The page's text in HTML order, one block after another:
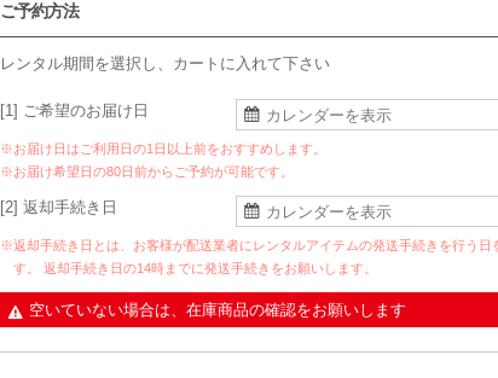
ご予約方法
レンタル期間を選択し、カートに入れて下さい
[1] ご希望のお届け日
※お届け日はご利用日の1日以上前をおすすめします。
※お届け希望日の80日前からご予約が可能です。
[2] 返却手続き日
※返却手続き日とは、お客様が配送業者にレンタルアイテムの発送手続きを行う日
す。 返却手続き日の14時までに発送手続きをお願いします。
空いていない場合は、在庫商品の確認をお願いします